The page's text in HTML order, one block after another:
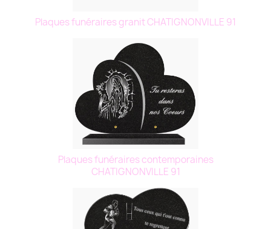
Plaques funéraires granit CHATIGNONVILLE 91
Plaques funéraires contemporaines
CHATIGNONVILLE 91